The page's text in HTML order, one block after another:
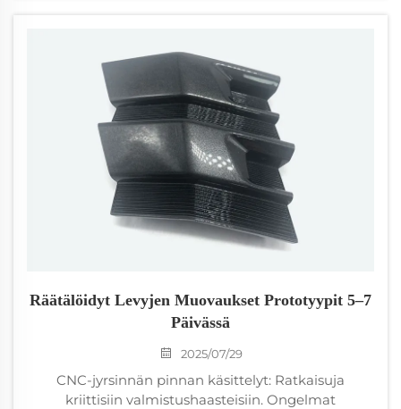
Räätälöidyt Levyjen Muovaukset Prototyypit 5–7
Päivässä
2025/07/29
CNC-jyrsinnän pinnan käsittelyt: Ratkaisuja
kriittisiin valmistushaasteisiin. Ongelmat